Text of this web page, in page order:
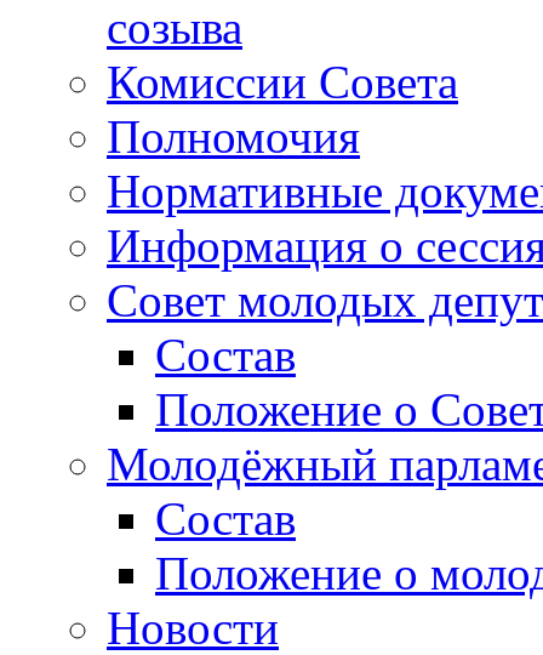
созыва
Комиссии Совета
Полномочия
Нормативные
Информация о
Совет молодых
Состав
Положение о
Молодёжный
Состав
Положение о
Новости